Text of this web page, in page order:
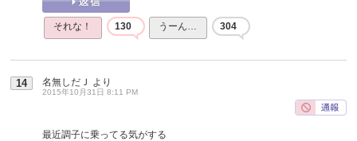
それな！ 130 うーん… 304
14 名無しだＪ より
2015年10月31日 8:11 PM
最近調子に乗ってる気がする